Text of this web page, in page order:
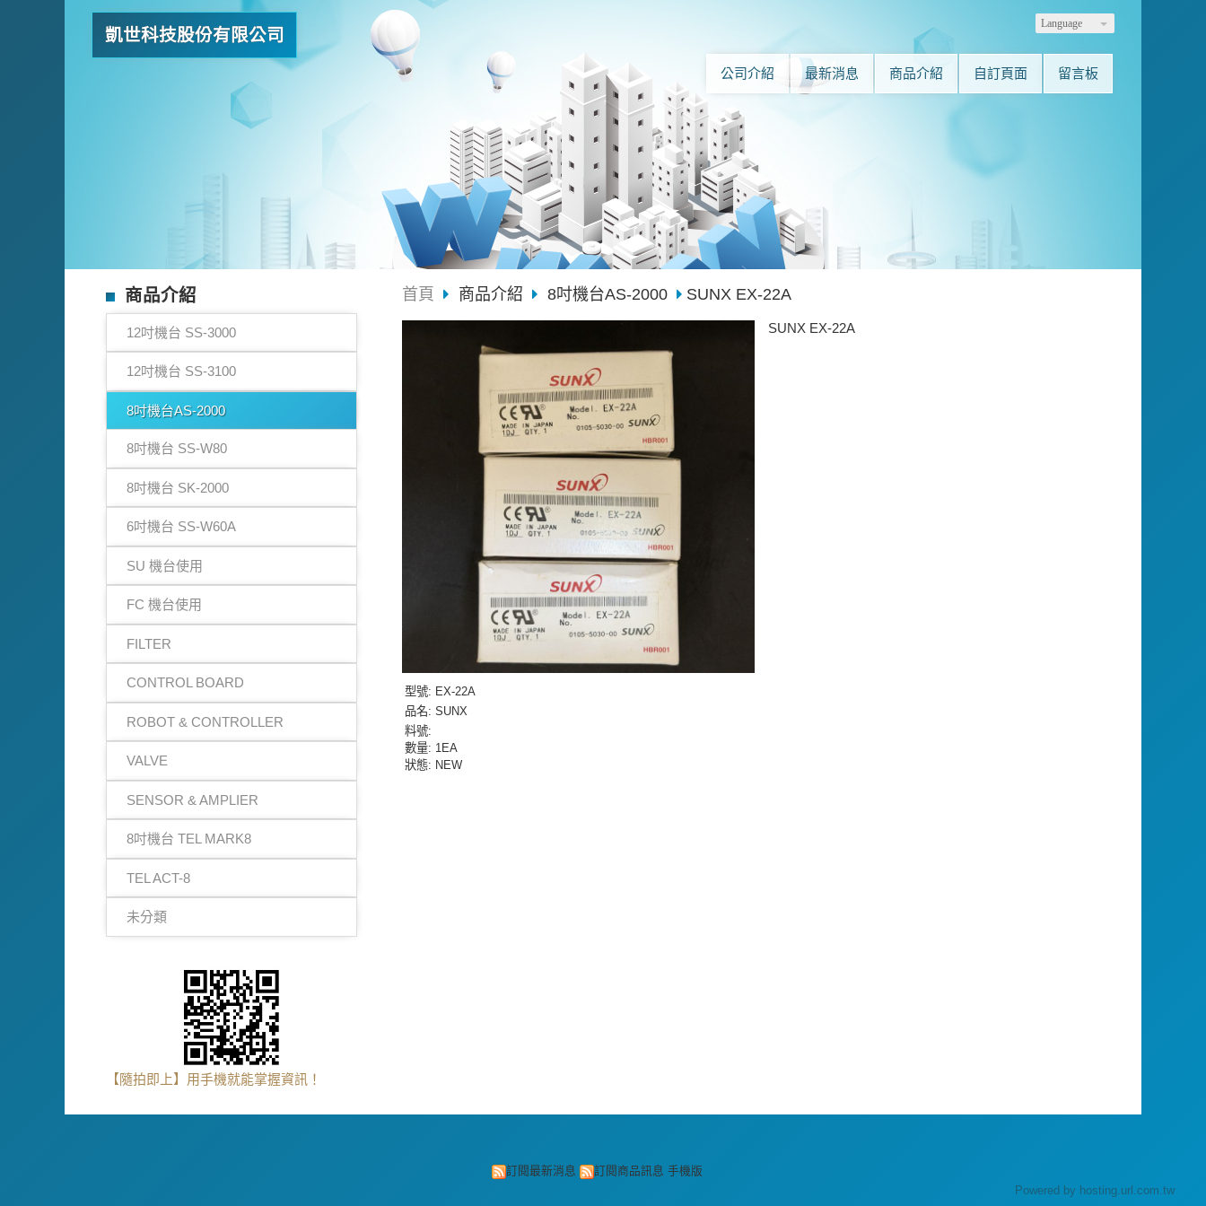
Language
凱世科技股份有限公司
公司介紹 最新消息 商品介紹 自訂頁面 留言板
商品介紹
12吋機台 SS-3000
12吋機台 SS-3100
8吋機台AS-2000
8吋機台 SS-W80
8吋機台 SK-2000
6吋機台 SS-W60A
SU 機台使用
FC 機台使用
FILTER
CONTROL BOARD
ROBOT & CONTROLLER
VALVE
SENSOR & AMPLIER
8吋機台 TEL MARK8
TEL ACT-8
未分類
【隨拍即上】用手機就能掌握資訊！
首頁 商品介紹 8吋機台AS-2000 SUNX EX-22A
SUNX EX-22A
型號: EX-22A
品名: SUNX
料號:
數量: 1EA
狀態: NEW
訂閱最新消息 訂閱商品訊息 手機版
Powered by hosting.url.com.tw